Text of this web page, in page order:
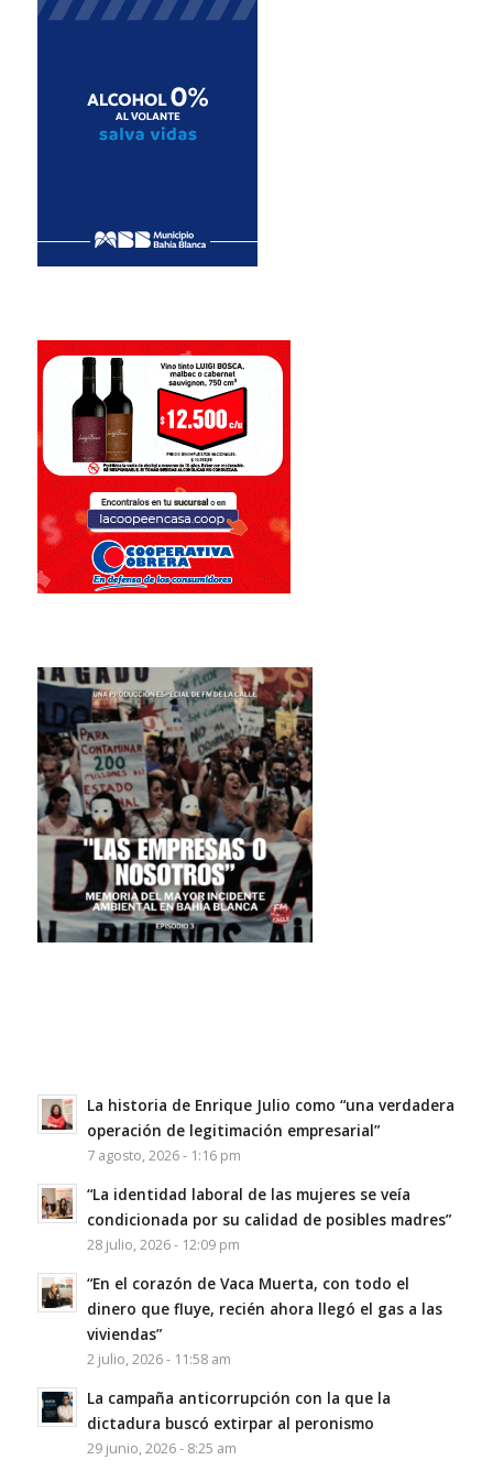
La historia de Enrique Julio como “una verdadera
operación de legitimación empresarial”
7 agosto, 2026 - 1:16 pm
“La identidad laboral de las mujeres se veía
condicionada por su calidad de posibles madres”
28 julio, 2026 - 12:09 pm
“En el corazón de Vaca Muerta, con todo el
dinero que fluye, recién ahora llegó el gas a las
viviendas”
2 julio, 2026 - 11:58 am
La campaña anticorrupción con la que la
dictadura buscó extirpar al peronismo
29 junio, 2026 - 8:25 am